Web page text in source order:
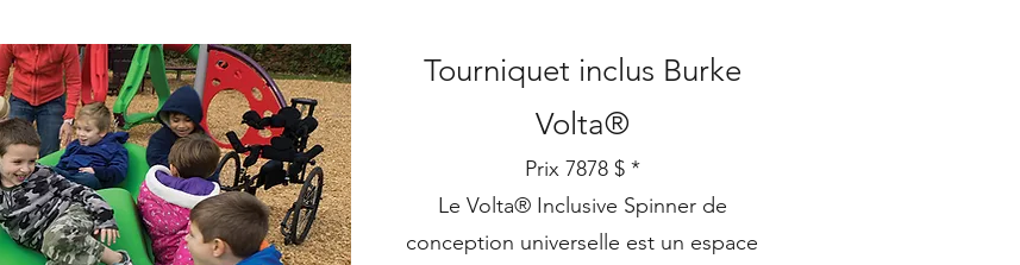
Tourniquet inclus Burke
Volta®
Prix ​​7878 $ *
Le Volta® Inclusive Spinner de
conception universelle est un espace